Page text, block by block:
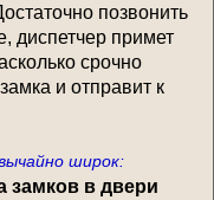
позвонить
диспетчер примет
срочно
и отправит к
широк:
замков в двери